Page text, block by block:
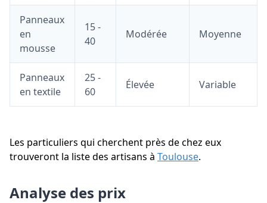
Panneaux
en
mousse
15 -
40
Modérée Moyenne
Panneaux
en textile
25 -
60
Élevée Variable
Les particuliers qui cherchent près de chez eux
trouveront la liste des artisans à Toulouse.
Analyse des prix